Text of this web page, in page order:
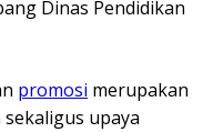
Dinas Pendidikan
promosi merupakan
upaya